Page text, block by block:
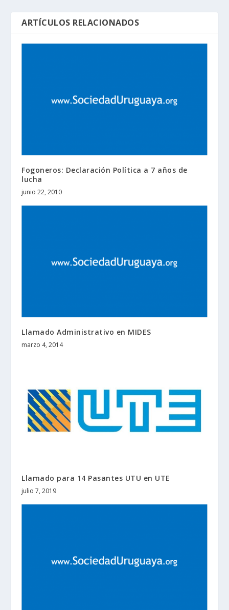
ARTÍCULOS RELACIONADOS
Fogoneros: Declaración Política a 7 años de
lucha
junio 22, 2010
Llamado Administrativo en MIDES
marzo 4, 2014
Llamado para 14 Pasantes UTU en UTE
julio 7, 2019